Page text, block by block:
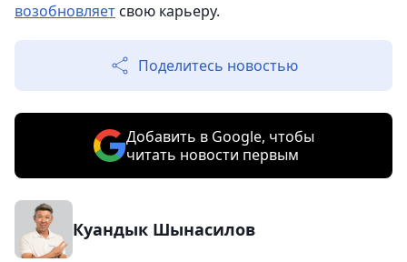
возобновляетсвою карьеру.
Поделитесь новостью
Добавить в Google, чтобы
читать новости первым
Куандык Шынасилов